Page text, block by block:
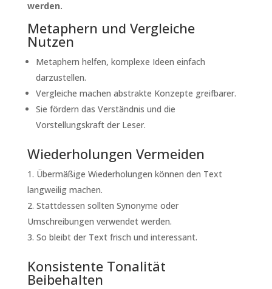
werden.
Metaphern und Vergleiche
Nutzen
Metaphern helfen, komplexe Ideen einfach
darzustellen.
Vergleiche machen abstrakte Konzepte greifbarer.
Sie fördern das Verständnis und die
Vorstellungskraft der Leser.
Wiederholungen Vermeiden
Übermäßige Wiederholungen können den Text
langweilig machen.
Stattdessen sollten Synonyme oder
Umschreibungen verwendet werden.
So bleibt der Text frisch und interessant.
Konsistente Tonalität
Beibehalten